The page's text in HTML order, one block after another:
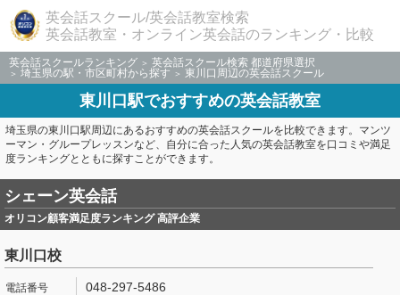
英会話スクール/英会話教室検索
英会話教室・オンライン英会話のランキング・比較
英会話スクールランキング
英会話スクール検索 都道府県選択
埼玉県の駅・市区町村から探す
東川口周辺の英会話スクール
東川口駅でおすすめの英会話教室
埼玉県の東川口駅周辺にあるおすすめの英会話スクールを比較できます。マンツ
ーマン・グループレッスンなど、自分に合った人気の英会話教室を口コミや満足
度ランキングとともに探すことができます。
シェーン英会話
オリコン顧客満足度ランキング 高評企業
東川口校
048-297-5486